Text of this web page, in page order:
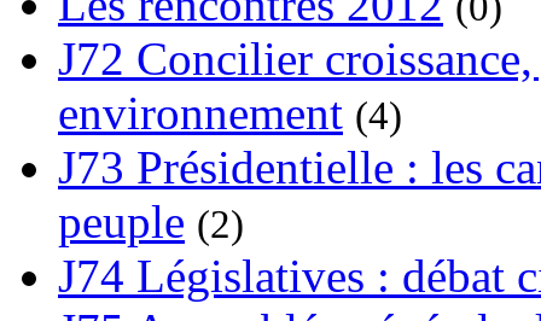
J72 Concilier
environnement (4)
J73 Présidentielle : les
peuple (2)
J74 Législatives : débat